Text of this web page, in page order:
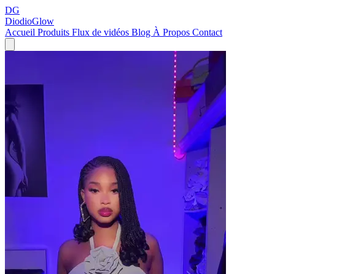
DG
DiodioGlow
Accueil Produits Flux de vidéos Blog À Propos Contact